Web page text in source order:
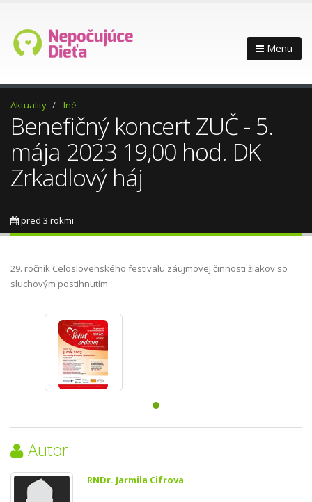
Menu
Aktuality Iné
Benefičný koncert ZUČ - 5.
mája 2023 19,00 hod. DK
Zrkadlový háj
pred 3 rokmi
29. ročník Celoslovenského festivalu záujmovej činnosti žiakov so
sluchovým postihnutím
Autor
RNDr. Jarmila Cifrova